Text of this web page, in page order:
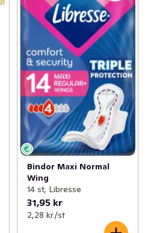
Bindor Maxi Normal
Wing
14 st, Libresse
31,95 kr
2,28 kr /st